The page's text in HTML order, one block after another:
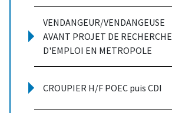
VENDANGEUR/VENDANGEUSE
AVANT PROJET DE RECHERCHE
D'EMPLOI EN METROPOLE
CROUPIER H/F POEC puis CDI